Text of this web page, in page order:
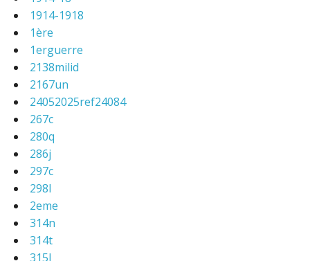
1914-1918
1ère
1erguerre
2138milid
2167un
24052025ref24084
267c
280q
286j
297c
298l
2eme
314n
314t
315l